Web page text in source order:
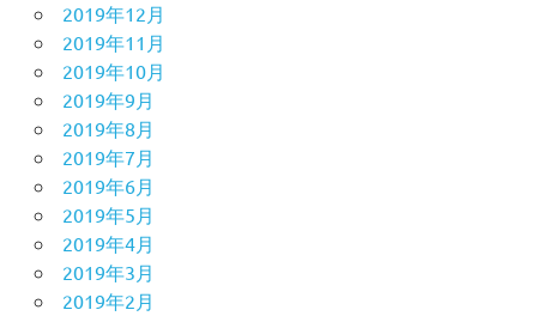
2019年12月
2019年11月
2019年10月
2019年9月
2019年8月
2019年7月
2019年6月
2019年5月
2019年4月
2019年3月
2019年2月